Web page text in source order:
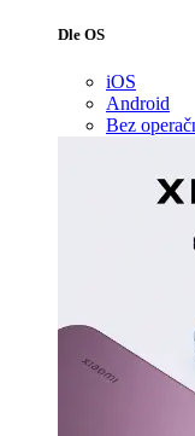
Dle OS
iOS
Android
Bez